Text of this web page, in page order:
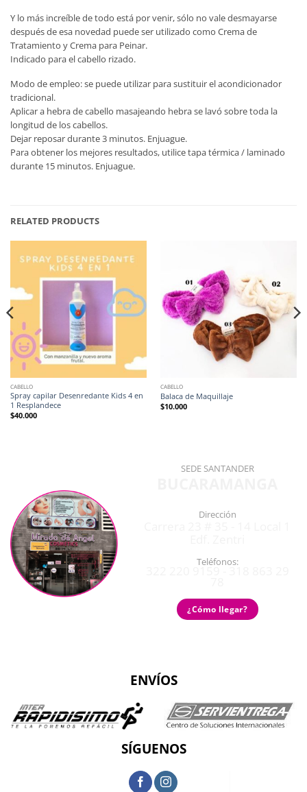
Y lo más increíble de todo está por venir, sólo no vale desmayarse
después de esa novedad puede ser utilizado como Crema de
Tratamiento y Crema para Peinar.
Indicado para el cabello rizado.
Modo de empleo: se puede utilizar para sustituir el acondicionador
tradicional.
Aplicar a hebra de cabello masajeando hebra se lavó sobre toda la
longitud de los cabellos.
Dejar reposar durante 3 minutos. Enjuague.
Para obtener los mejores resultados, utilice tapa térmica / laminado
durante 15 minutos. Enjuague.
RELATED PRODUCTS
CABELLO
Spray capilar Desenredante Kids 4 en
1 Resplandece
$40.000
CABELLO
Balaca de Maquillaje
$10.000
SEDE SANTANDER
Dirección
Teléfonos:
¿Cómo llegar?
ENVÍOS
SÍGUENOS